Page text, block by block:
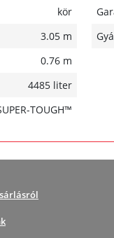
kör
3.05 m
0.76 m
4485 liter
TOUGH™